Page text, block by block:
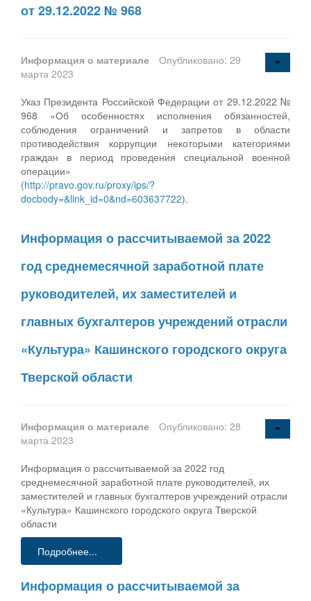
от 29.12.2022 № 968
Информация о материале
Опубликовано: 29
марта 2023
Указ Президента Российской Федерации от 29.12.2022 №
968 «Об особенностях исполнения обязанностей,
соблюдения ограничений и запретов в области
противодействия коррупции некоторыми категориями
граждан в период проведения специальной военной
операции»
(http://pravo.gov.ru/proxy/ips/?
docbody=&link_id=0&nd=603637722).
Информация о рассчитываемой за 2022
год среднемесячной заработной плате
руководителей, их заместителей и
главных бухгалтеров учреждений отрасли
«Культура» Кашинского городского округа
Тверской области
Информация о материале
Опубликовано: 28
марта 2023
Информация о рассчитываемой за 2022 год
среднемесячной заработной плате руководителей, их
заместителей и главных бухгалтеров учреждений отрасли
«Культура» Кашинского городского округа Тверской
области
Подробнее...
Информация о рассчитываемой за